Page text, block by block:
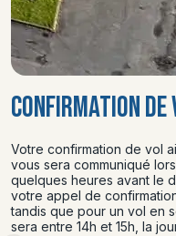
CONFIRMATION DE
Votre confirmation de vol
vous sera communiqué
quelques heures avant le
votre appel de
tandis que pour un vol en
sera entre 14h et 15h, la